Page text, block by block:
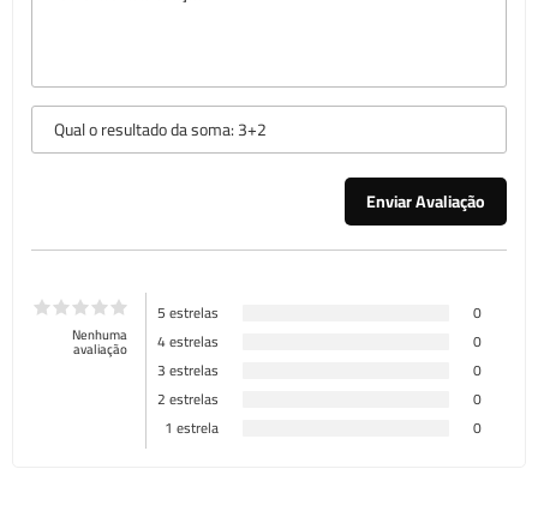
Nenhuma
avaliação
5 estrelas
0
4 estrelas
0
3 estrelas
0
2 estrelas
0
1 estrela
0